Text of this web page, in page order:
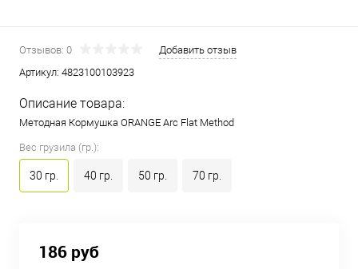
Отзывов: 0
Добавить отзыв
Артикул: 4823100103923
Описание товара:
Методная Кормушка ORANGE Arc Flat Method
Вес грузила (гр.):
30 гр. 40 гр. 50 гр. 70 гр.
186 руб